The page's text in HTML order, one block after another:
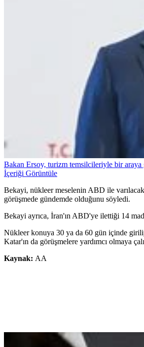
Bakan Ersoy, turizm temsilcileriyle bir araya
İçeriği Görüntüle
Bekayi, nükleer meselenin ABD ile varılacak
görüşmede gündemde olduğunu söyledi.
Bekayi ayrıca, İran'ın ABD'ye ilettiği 14
Nükleer konuya 30 ya da 60 gün içinde
Katar'ın da görüşmelere yardımcı olmaya
Kaynak: AA